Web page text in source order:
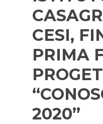
CESI,
PRIMA
2020”